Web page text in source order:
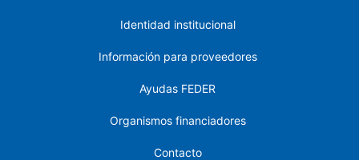
Identidad institucional
Información para proveedores
Ayudas FEDER
Organismos financiadores
Contacto